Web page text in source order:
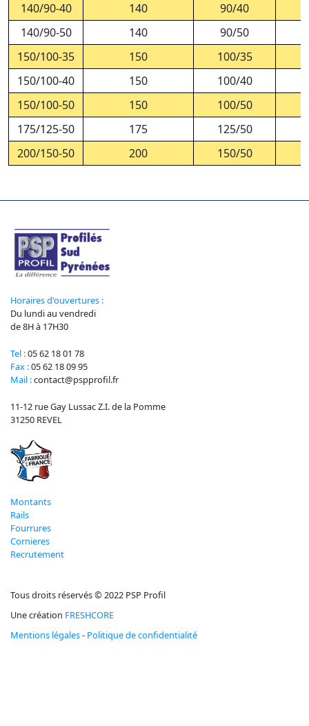
140/90-40
140
90/40
140/90-50
140
90/50
150/100-35
150
100/35
150/100-40
150
100/40
150/100-50
150
100/50
175/125-50
175
125/50
200/150-50
200 150/50
11-12 rue Gay Lussac Z.I. de la Pomme
31250 REVEL
Tel :05 62 18 01 78
Fax :05 62 18 09 95
Mail :contact@pspprofil.fr
Horaires d'ouvertures :
Du lundi au vendredi
de 8H à 17H30
Montants
Rails
Fourrures
Cornieres
Recrutement
Tous droits réservés © 2022 PSP Profil
Une création FRESHCORE
Mentions légales- Politique de confidentialité